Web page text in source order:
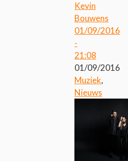
Kevin
Bouwens
01/09/2016
-
21:08
01/09/2016
Muziek,
Nieuws